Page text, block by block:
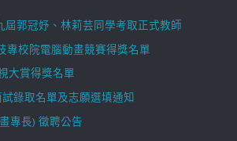
屆郭冠妤、林莉芸同學考取正式教師
專校院電腦動畫競賽得獎名單
大賞得獎名單
錄取名單及志願選填通知
專長) 徵聘公告